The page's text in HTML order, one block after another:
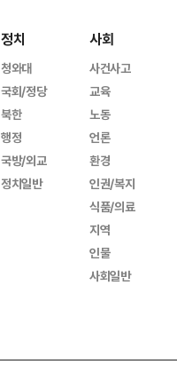
정치
청와대
국회/정당
북한
행정
국방/외교
정치일반
사회
사건사고
교육
노동
언론
환경
인권/복지
식품/의료
지역
인물
사회일반